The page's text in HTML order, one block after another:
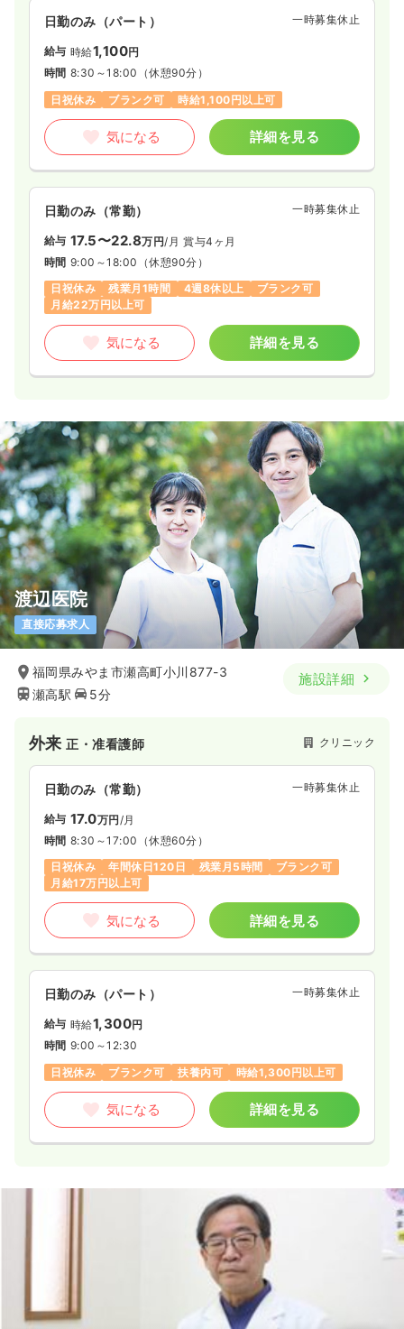
日勤のみ（パート） 一時募集休止
給与 時給1,100円
時間 8:30～18:00 （休憩90分）
日祝休み
ブランク可 時給1,100円以上可
気になる 詳細を見る
日勤のみ（常勤） 一時募集休止
給与 17.5〜22.8万円/月 賞与4ヶ月
時間 9:00～18:00 （休憩90分）
日祝休み
残業月1時間 4週8休以上
ブランク可
月給22万円以上可
気になる 詳細を見る
渡辺医院
直接応募求人
福岡県みやま市瀬高町小川877-3
瀬高駅
5分
施設詳細
外来正・准看護師 クリニック
日勤のみ（常勤） 一時募集休止
給与 17.0万円 /月
時間 8:30～17:00 （休憩60分）
日祝休み
年間休日120日 残業月5時間
ブランク可
月給17万円以上可
気になる 詳細を見る
日勤のみ（パート） 一時募集休止
給与 時給1,300円
時間 9:00～12:30
日祝休み
ブランク可 扶養内可 時給1,300円以上可
気になる 詳細を見る